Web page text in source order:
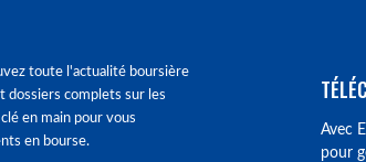
toute l'actualité boursière
dossiers complets sur les
en main pour vous
en bourse.
Avec
pour